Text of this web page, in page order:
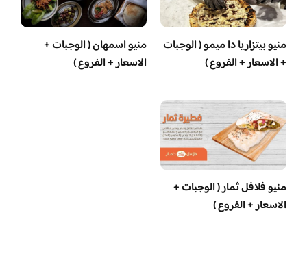
منيو بيتزاريا دا ميمو ( الوجبات
+ الاسعار + الفروع )
منيو اسمهان ( الوجبات +
الاسعار + الفروع )
منيو فلافل ثمار ( الوجبات +
الاسعار + الفروع )